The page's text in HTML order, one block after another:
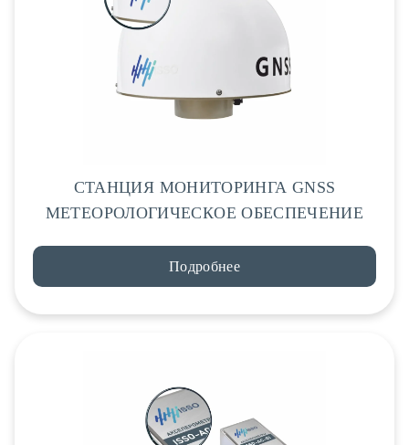
СТАНЦИЯ МОНИТОРИНГА GNSS
МЕТЕОРОЛОГИЧЕСКОЕ ОБЕСПЕЧЕНИЕ
Подробнее